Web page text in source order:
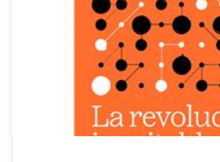
inteligencia artificial (IA). Los avances en
producen cada mes, sino prácticamente
herramientas, modelos y aplicaciones
constante y, casi sin darnos cuenta, se
programas, […]